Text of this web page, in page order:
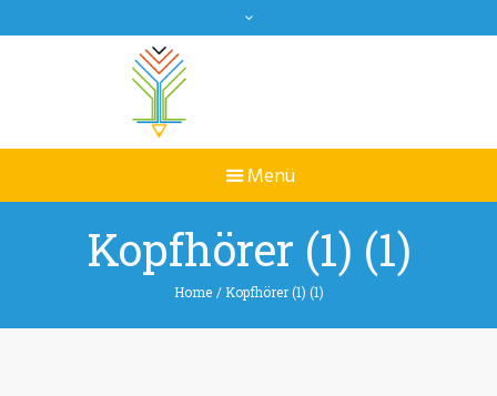
Kopfhörer (1) (1)
Home / Kopfhörer (1) (1)